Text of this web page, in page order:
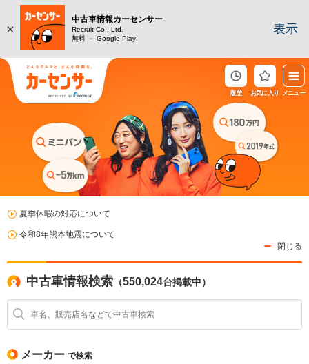
×
中古車情報カーセンサー
Recruit Co., Ltd.
無料 － Google Play
表示
履歴 お気に入り メニュー
夏季休暇の対応について
令和8年熊本地震について
閉じる
中古車情報検索 （550,024台掲載中）
メーカー で検索